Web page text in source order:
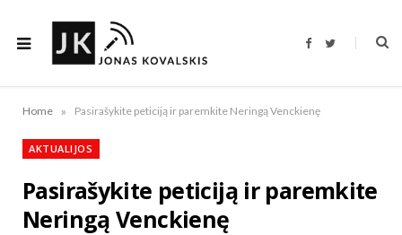
F
b
o
T
t
Home » Pasirašykite peticiją ir paremkite Neringą Venckienę
AKTUALIJOS
Pasirašykite peticiją ir paremkite
Neringą Venckienę